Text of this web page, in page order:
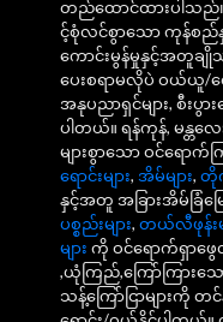
တည်ထောင်ထားပါသည်။
င့်စုံလင်စွာသော ကုန်စည်
ကောင်းမွန်မှုနှင့်အတူချိုသ
ပေးစရာမလိုပဲ ဝယ်ယူ/ရေ
အနုပညာရှင်များ, စီးပွား
ပါတယ်။ ရန်ကုန်, မန္တလေ
များစွာသော ဝင်ရေ
ရောင်းများ, အိမ်များ, တိုက်
နှင့်အတူ အခြားအိမ်ခြံမြ
ပစ္စည်းများ, တယ်လီဖုန်းမ
များ ကို ဝင်ရောက်ရှာဖွ
,ယုံကြည်,ကြော်ကြားသေ
သန့်ကြော်ငြာများကို တ